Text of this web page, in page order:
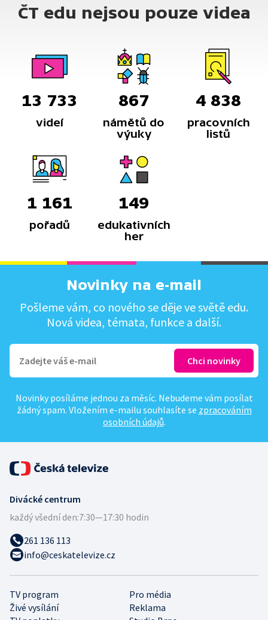
ČT edu nejsou pouze videa
13 733
videí
867
námětů do
výuky
4 838
pracovních
listů
1 161
pořadů
149
edukativních
her
Novinky na e-mail
Pošleme vám, co nového se děje ve světě edu.
Nová videa, témata, funkce a další.
Novinky posíláme jednou za měsíc. Nebudeme vám posílat
žádný spam. Vložením e-mailu souhlasíte se zpracováním
osobních údajů.